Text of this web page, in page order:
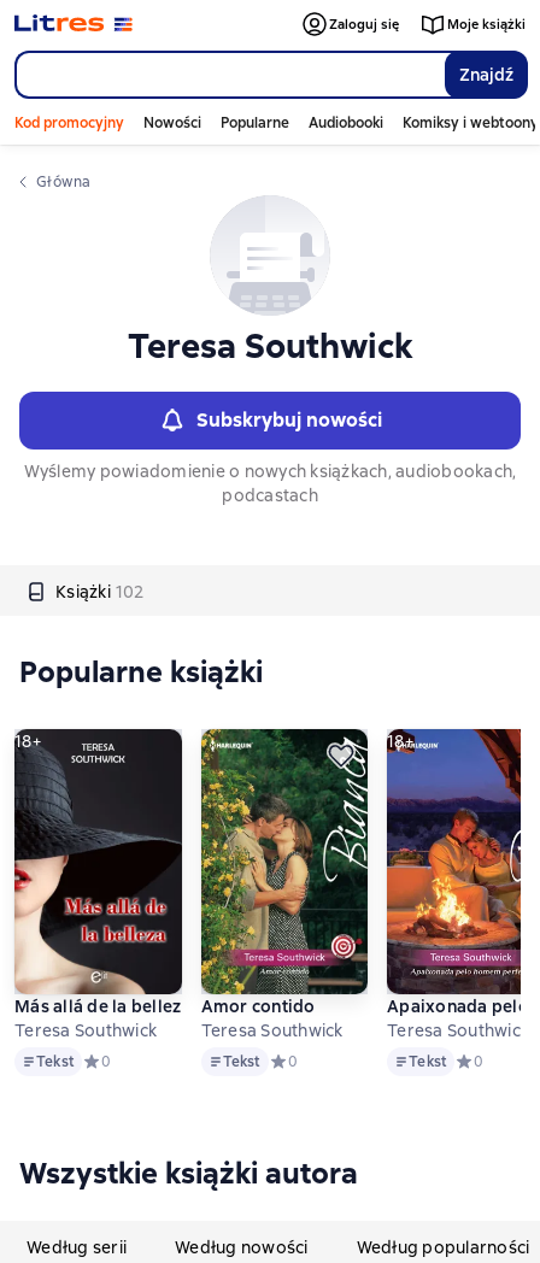
Znajdź
Zaloguj się Moje książki
Kod promocyjny Nowości Popularne Audiobooki Komiksy i webtoony
Główna
Teresa Southwick
Subskrybuj nowości
Wyślemy powiadomienie o nowych książkach, audiobookach,
podcastach
Książki 102
Слайдер с книгами
Popularne książki
18+
Más allá de la belleza
Teresa Southwick
TekstTekst Средний рейтинг 0 на основе 0 оценок
0
Amor contido
Teresa Southwick
TekstTekst Средний рейтинг 0 на основе 0
0
18+
Apaixonada pelo
Teresa Southwick
TekstTekst Средний
0
Wszystkie książki autora
Według serii Według nowości Według popularności